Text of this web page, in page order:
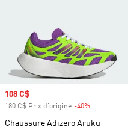
Prix soldé
108 C$
180 C$ Prix d'origine -40%
Chaussure Adizero Aruku